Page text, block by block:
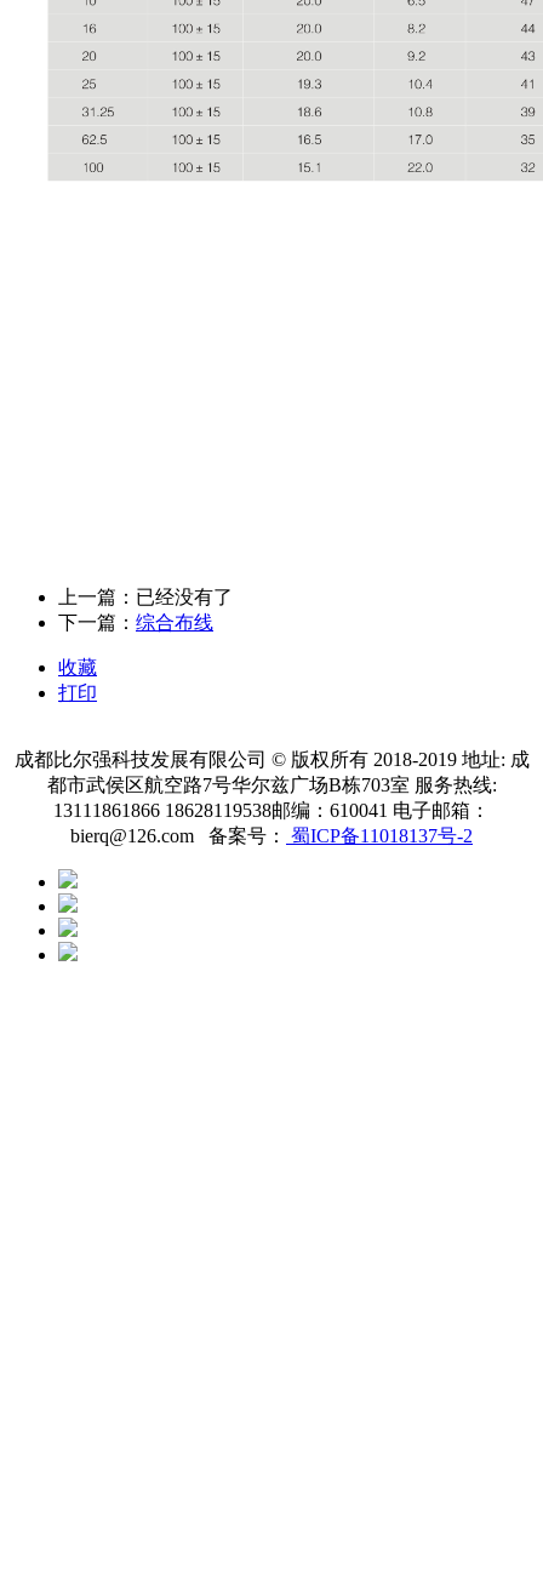
上一篇：已经没有了
下一篇： 综合布线
收藏
打印
成都比尔强科技发展有限公司 © 版权所有 2018-2019 地址: 成
都市武侯区航空路7号华尔兹广场B栋703室 服务热线:
13111861866 18628119538邮编：610041 电子邮箱：
bierq@126.com 备案号：
蜀ICP备11018137号-2